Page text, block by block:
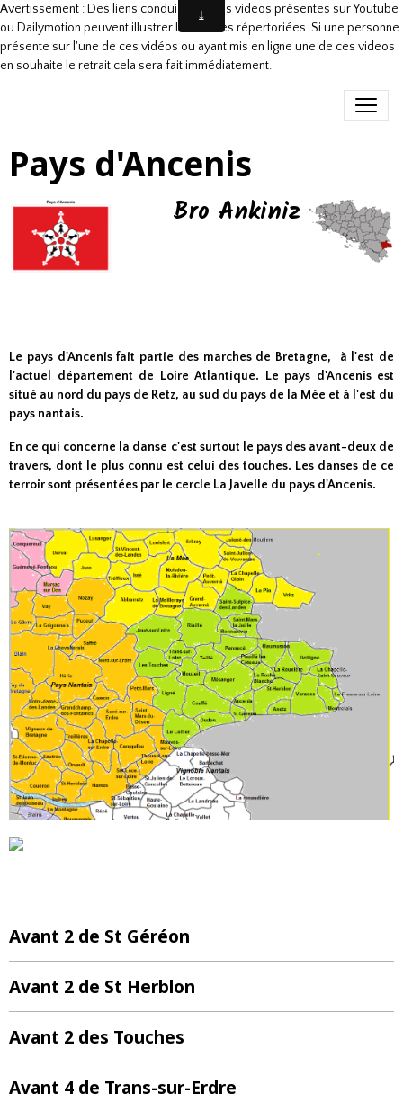
Avertissement : Des liens conduisant à des videos présentes sur Youtube
ou Dailymotion peuvent illustrer les danses répertoriées. Si une personne
présente sur l'une de ces vidéos ou ayant mis en ligne une de ces videos
en souhaite le retrait cela sera fait immédiatement.
Pays d'Ancenis
Bro Ankiniz
Le pays d'Ancenis fait partie des marches de Bretagne, à l'est de
l'actuel département de Loire Atlantique. Le pays d'Ancenis est
situé au nord du pays de Retz, au sud du pays de la Mée et à l'est du
pays nantais.
En ce qui concerne la danse c'est surtout le pays des avant-deux de
travers, dont le plus connu est celui des touches. Les danses de ce
terroir sont présentées par le cercle La Javelle du pays d'Ancenis.
Avant 2 de St Géréon
Avant 2 de St Herblon
Avant 2 des Touches
Avant 4 de Trans-sur-Erdre